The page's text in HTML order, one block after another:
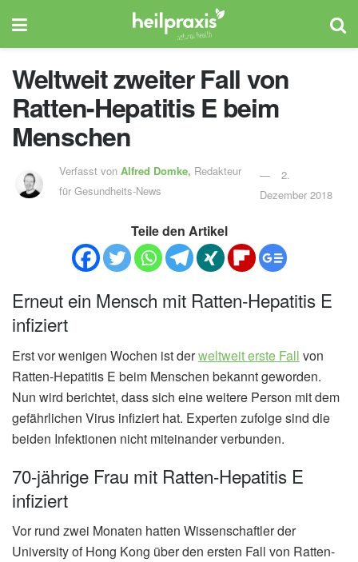
Weltweit zweiter Fall von
Ratten-Hepatitis E beim
Menschen
Verfasst vonAlfred Domke, Redakteur
für Gesundheits-News
2.
Dezember 2018
Teile den Artikel
Erneut ein Mensch mit Ratten-Hepatitis E
infiziert
Erst vor wenigen Wochen ist derweltweit erste Fall von
Ratten-Hepatitis E beim Menschen bekannt geworden.
Nun wird berichtet, dass sich eine weitere Person mit dem
gefährlichen Virus infiziert hat. Experten zufolge sind die
beiden Infektionen nicht miteinander verbunden.
70-jährige Frau mit Ratten-Hepatitis E
infiziert
Vor rund zwei Monaten hatten Wissenschaftler der
University of Hong Kong über den ersten Fall von Ratten-